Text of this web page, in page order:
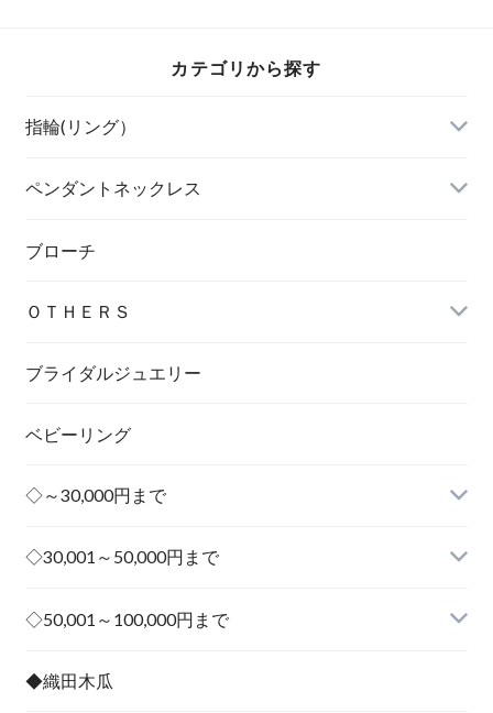
カテゴリから探す
指輪(リング）
ペンダントネックレス
ブローチ
ＯＴＨＥＲＳ
ブライダルジュエリー
ベビーリング
◇～30,000円まで
その他
◇30,001～50,000円まで
その他
◇50,001～100,000円まで
◆織田木瓜